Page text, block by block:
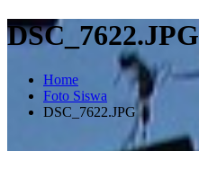
DSC_7622.JPG
Home
Foto Siswa
DSC_7622.JPG